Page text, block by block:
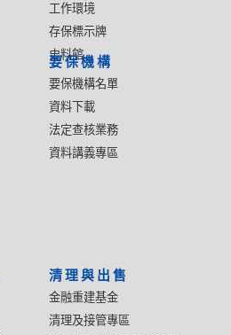
工作環境
存保標示牌
史料館
要保機構
要保機構名單
資料下載
法定查核業務
資料講義專區
清理與出售
金融重建基金
清理及接管專區